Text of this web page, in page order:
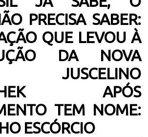
PRECISA SABER:
QUE LEVOU À
DA NOVA
JUSCELINO
APÓS
TEM NOME:
ESCÓRCIO